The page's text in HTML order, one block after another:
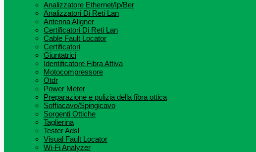
Analizzatore Ethernet/Ip/Ber
Analizzatori Di Reti Lan
Antenna Aligner
Certificatori Di Reti Lan
Cable Fault Locator
Certificatori
Giuntatrici
Identificatore Fibra Attiva
Motocompressore
Otdr
Power Meter
Preparazione e pulizia della fibra ottica
Soffiacavo/Spingicavo
Sorgenti Ottiche
Taglierina
Tester Adsl
Visual Fault Locator
Wi-Fi Analyzer